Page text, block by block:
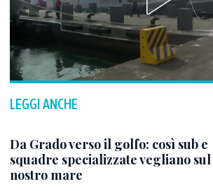
LEGGI ANCHE
Da Grado verso il golfo: così sub e
squadre specializzate vegliano sul
nostro mare